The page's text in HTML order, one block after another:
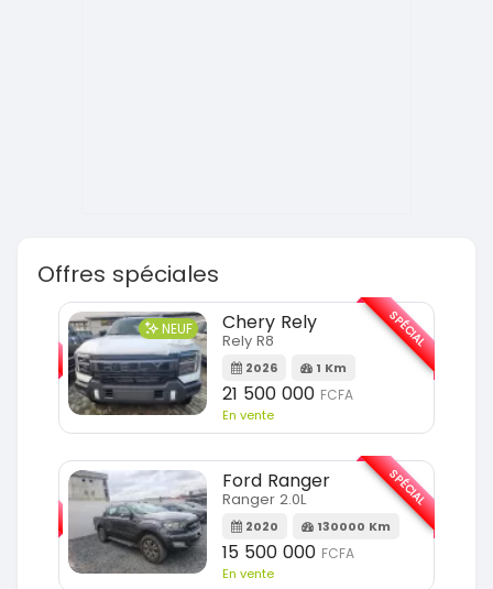
Offres spéciales
NEUF Chery Rely
Rely R8
2026 1 Km
21 500 000 FCFA
En vente
SPÉCIAL
Ford Ranger
Ranger 2.0L
2020 130000 Km
15 500 000 FCFA
En vente
SPÉCIAL